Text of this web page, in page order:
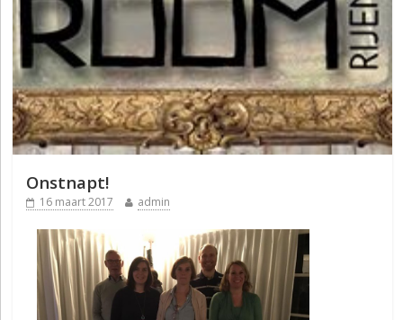
Onstnapt!
16 maart 2017 admin